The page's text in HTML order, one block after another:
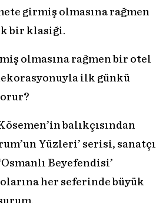
girmiş olmasına rağmen
bir klasiği.
olmasına rağmen bir otel
ilk günkü
balıkçısından
Yüzleri’ serisi, sanatçı
Beyefendisi’
her seferinde büyük